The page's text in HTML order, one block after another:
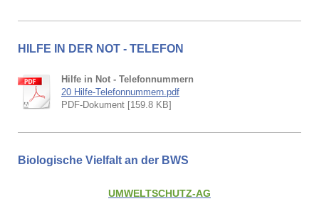
HILFE IN DER NOT - TELEFON
Hilfe in Not - Telefonnummern
20 Hilfe-Telefonnummern.pdf
PDF-Dokument [159.8 KB]
Biologische Vielfalt an der BWS
UMWELTSCHUTZ-AG